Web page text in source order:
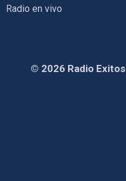
Radio en vivo
© 2026 Radio